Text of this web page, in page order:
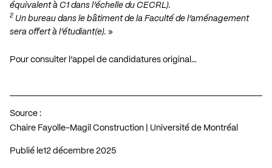
équivalent à C1 dans l’échelle du CECRL).
2 Un bureau dans le bâtiment de la Faculté de l’aménagement
sera offert à l’étudiant(e). »
Pour consulter l’appel de candidatures original…
Source :
Chaire Fayolle-Magil Construction | Université de Montréal
Publié le 12 décembre 2025